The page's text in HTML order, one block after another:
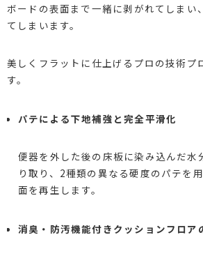
ボードの表面まで一緒に剥がれてしまい
てしまいます。
美しくフラットに仕上げるプロの技術プ
す。
パテによる下地補強と完全平滑化
便器を外した後の床板に染み込んだ水
り取り、2種類の異なる硬度のパテを
面を再生します。
消臭・防汚機能付きクッションフロア